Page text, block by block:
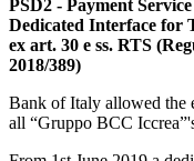
PSD2 - Payment
Dedicated Interface for
ex art. 30 e ss. RTS
2018/389)
Bank of Italy allowed the
all “Gruppo BCC